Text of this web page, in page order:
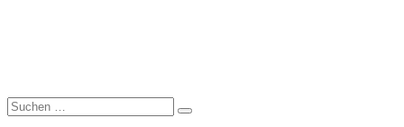
Suchen
nach:
Suchen